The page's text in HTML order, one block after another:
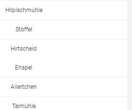
Hilpischmühle
Stöffel
Hirtscheid
Enspel
Ailertchen
Talmühle